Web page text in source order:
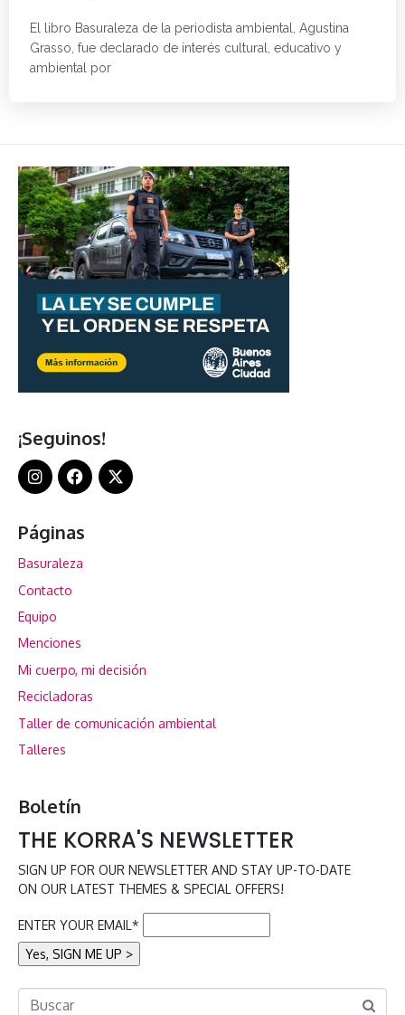
El libro Basuraleza de la periodista ambiental, Agustina
Grasso, fue declarado de interés cultural, educativo y
ambiental por
¡Seguinos!
Páginas
Basuraleza
Contacto
Equipo
Menciones
Mi cuerpo, mi decisión
Recicladoras
Taller de comunicación ambiental
Talleres
Boletín
THE KORRA'S NEWSLETTER
SIGN UP FOR OUR NEWSLETTER AND STAY UP-TO-DATE
ON OUR LATEST THEMES & SPECIAL OFFERS!
ENTER YOUR EMAIL*